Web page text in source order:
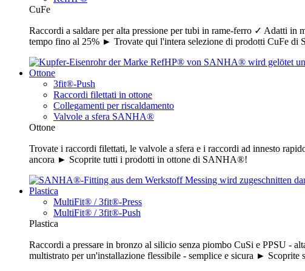
CuFe
Raccordi a saldare per alta pressione per tubi in rame-ferro ✓ Adatti
tempo fino al 25% ► Trovate qui l'intera selezione di prodotti CuFe
Ottone
3fit®-Push
Raccordi filettati in ottone
Collegamenti per riscaldamento
Valvole a sfera SANHA®
Ottone
Trovate i raccordi filettati, le valvole a sfera e i raccordi ad innesto
ancora ► Scoprite tutti i prodotti in ottone di SANHA®!
Plastica
MultiFit® / 3fit®-Press
MultiFit® / 3fit®-Push
Plastica
Raccordi a pressare in bronzo al silicio senza piombo CuSi e PPSU -
multistrato per un'installazione flessibile - semplice e sicura ► Scoprite